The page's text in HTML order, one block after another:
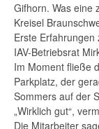
Gifhorn. Was eine
Kreisel
Erste
IAV-Betriebsrat
Im Moment fließe
Parkplatz, der
Sommers auf der
„Wirklich gut“,
Die Mitarbeiter